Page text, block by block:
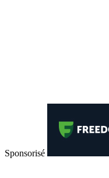
Sponsorisé